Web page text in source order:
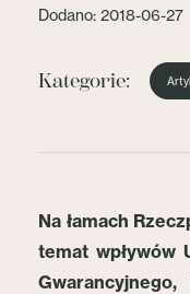
Dodano: 2018-06-27
Kategorie:
Na łamach
temat wpływów